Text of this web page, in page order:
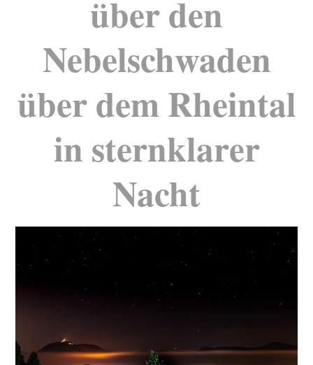
über den
Nebelschwaden
über dem Rheintal
in sternklarer
Nacht